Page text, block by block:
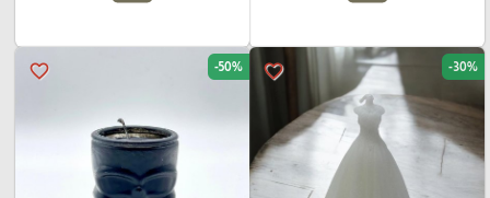
favorite_border -30%
favorite_border -50%